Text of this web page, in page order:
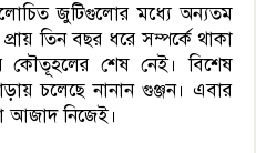
জুটিগুলোর মধ্যে অন্যতম
তিন বছর ধরে সম্পর্কে থাকা
কৌতূহলের শেষ নেই। বিশেষ
চলেছে নানান গুঞ্জন। এবার
আজাদ নিজেই।